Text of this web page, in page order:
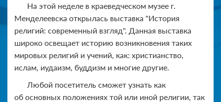
На этой неделе в краеведческом музее г.
Менделеевска открылась выставка "История
религий: современный взгляд". Данная выставка
широко освещает историю возникновения таких
мировых религий и учений, как: христианство,
ислам, иудаизм, буддизм и многие другие.
Любой посетитель сможет узнать как
об основных положениях той или иной религии, так